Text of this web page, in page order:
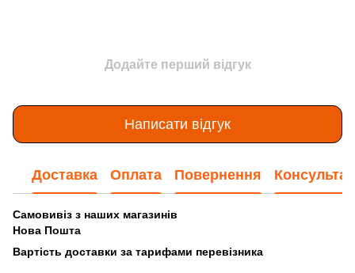
Додайте перший відгук
Написати відгук
Доставка Оплата Повернення
Самовивіз з наших магазинів
Нова Пошта
Вартість доставки за тарифами перевізника